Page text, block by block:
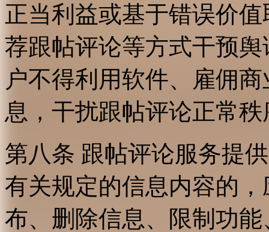
正当利益或基于错误价
荐跟帖评论等方式干预
户不得利用软件、雇佣
息，干扰跟帖评论正常
第八条 跟帖评论服务提
有关规定的信息内容的
布、删除信息、限制功